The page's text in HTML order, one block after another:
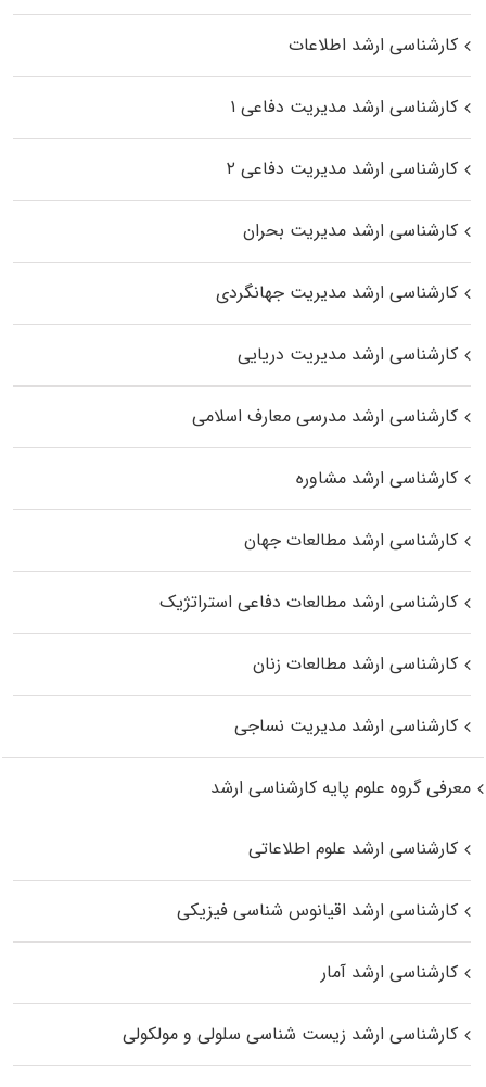
کارشناسی ارشد اطلاعات
کارشناسی ارشد مدیریت دفاعی ۱
کارشناسی ارشد مدیریت دفاعی ۲
کارشناسی ارشد مدیریت بحران
کارشناسی ارشد مدیریت جهانگردی
کارشناسی ارشد مدیریت دریایی
کارشناسی ارشد مدرسی معارف اسلامی
کارشناسی ارشد مشاوره
کارشناسی ارشد مطالعات جهان
کارشناسی ارشد مطالعات دفاعی استراتژیک
کارشناسی ارشد مطالعات زنان
کارشناسی ارشد مدیریت نساجی
معرفی گروه علوم پایه کارشناسی ارشد
کارشناسی ارشد علوم اطلاعاتی
کارشناسی ارشد اقیانوس‌ شناسی فیزیکی
کارشناسی ارشد آمار
کارشناسی ارشد زیست شناسی سلولی و مولکولی